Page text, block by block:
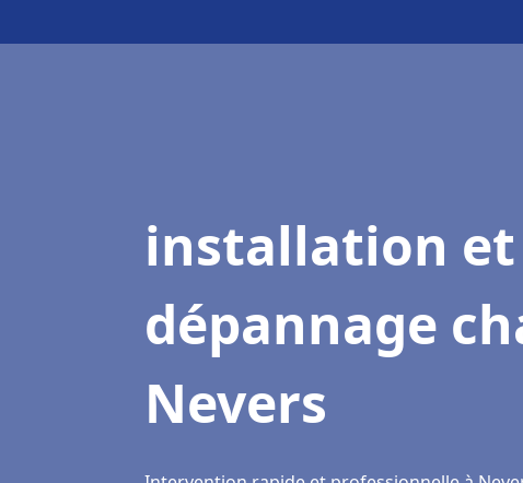
installation et
dépannage
Nevers